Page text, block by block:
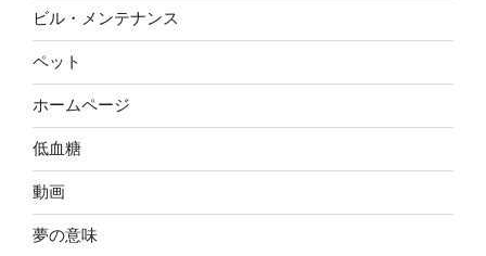
ビル・メンテナンス
ペット
ホームページ
低血糖
動画
夢の意味